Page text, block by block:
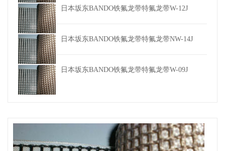
日本坂东BANDO铁氟龙带特氟龙带W-12J
日本坂东BANDO铁氟龙带特氟龙带NW-14J
日本坂东BANDO铁氟龙带特氟龙带W-09J